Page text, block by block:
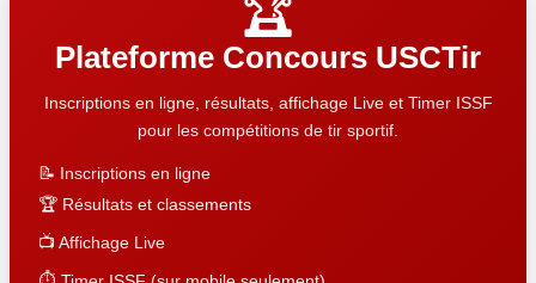
Plateforme Concours USCTir
Inscriptions en ligne, résultats, affichage Live et Timer ISSF
pour les compétitions de tir sportif.
📝 Inscriptions en ligne
🏆 Résultats et classements
📺 Affichage Live